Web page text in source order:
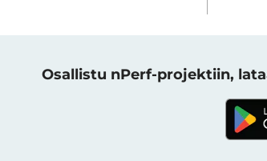
Osallistu nPerf-projektiin,